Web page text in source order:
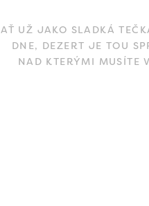
AŤ UŽ JAKO SLADKÁ
DNE, DEZERT JE TOU
NAD KTERÝMI MUSÍTE